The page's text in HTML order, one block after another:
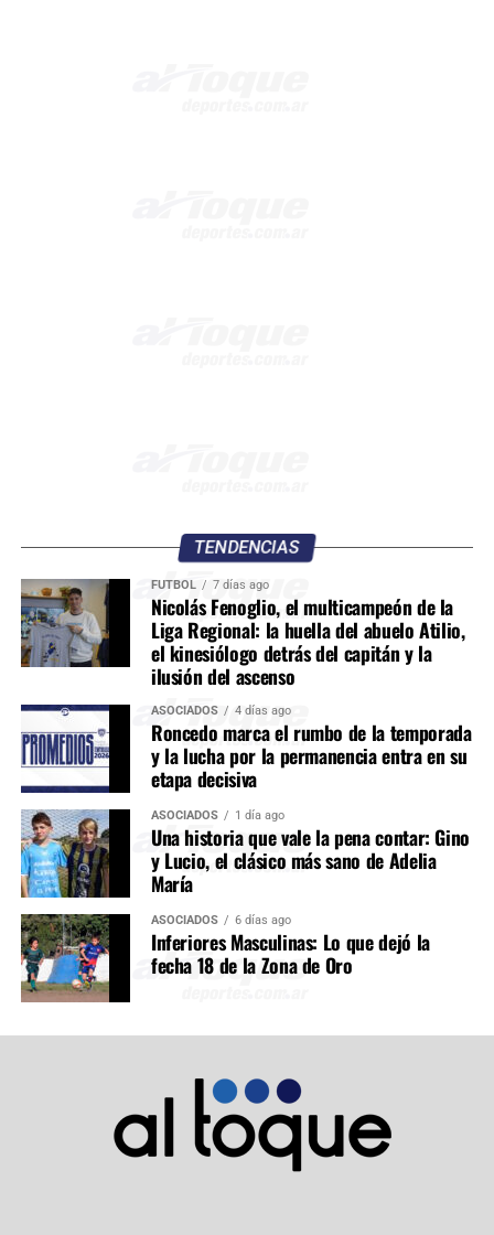
TENDENCIAS
FÚTBOL 7 días ago
Nicolás Fenoglio, el multicampeón de la
Liga Regional: la huella del abuelo Atilio,
el kinesiólogo detrás del capitán y la
ilusión del ascenso
ASOCIADOS 4 días ago
Roncedo marca el rumbo de la temporada
y la lucha por la permanencia entra en su
etapa decisiva
ASOCIADOS 1 día ago
Una historia que vale la pena contar: Gino
y Lucio, el clásico más sano de Adelia
María
ASOCIADOS 6 días ago
Inferiores Masculinas: Lo que dejó la
fecha 18 de la Zona de Oro